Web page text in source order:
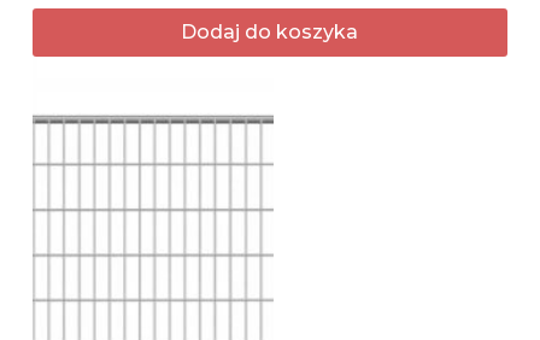
Dodaj do koszyka